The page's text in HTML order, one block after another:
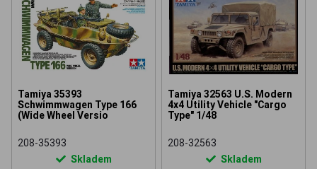
Tamiya 35393
Schwimmwagen Type 166
(Wide Wheel Versio
208-35393
Skladem
Tamiya 32563 U.S. Modern
4x4 Utility Vehicle "Cargo
Type" 1/48
208-32563
Skladem